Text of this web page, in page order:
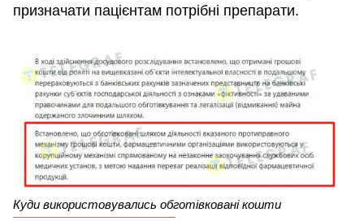
призначати пацієнтам потрібні препарати.
Куди використовувались обготівковані кошти